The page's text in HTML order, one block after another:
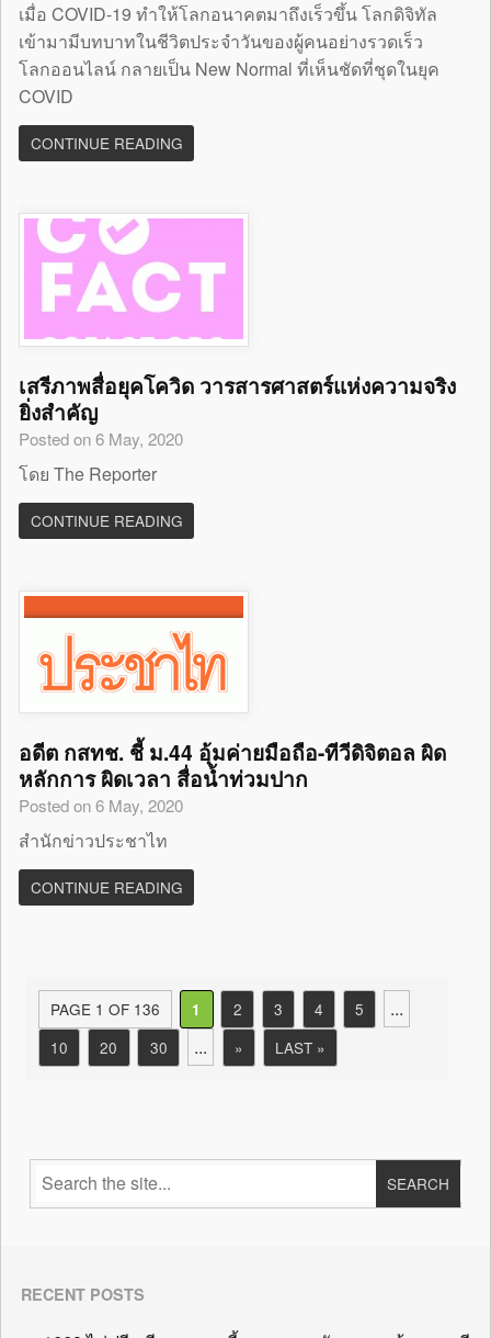
เมื่อ COVID-19 ทำให้โลกอนาคตมาถึงเร็วขึ้น โลกดิจิทัล
เข้ามามีบทบาทในชีวิตประจำวันของผู้คนอย่างรวดเร็ว
โลกออนไลน์ กลายเป็น New Normal ที่เห็นชัดที่ชุดในยุค
COVID
CONTINUE READING
เสรีภาพสื่อยุคโควิด วารสารศาสตร์แห่งความจริง
ยิ่งสำคัญ
Posted on 6 May, 2020
โดย The Reporter
CONTINUE READING
อดีต กสทช. ชี้ ม.44 อุ้มค่ายมือถือ-ทีวีดิจิตอล ผิด
หลักการ ผิดเวลา สื่อน้ำท่วมปาก
Posted on 6 May, 2020
สำนักข่าวประชาไท
CONTINUE READING
PAGE 1 OF 136 1 2 3 4 5 ...
10 20 30 ... » LAST »
RECENT POSTS